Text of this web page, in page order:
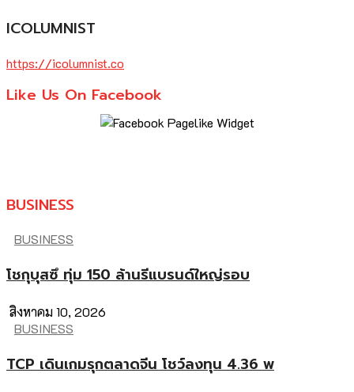
ICOLUMNIST
https://icolumnist.co
Like Us On Facebook
BUSINESS
BUSINESS
โชกุบุสซึ ทุ่ม 150 ล้านรีแบรนด์ใหญ่รอบ
สิงหาคม 10, 2026
BUSINESS
TCP เดินเกมรุกตลาดจีน โชว์ลงทุน 4.36 พ